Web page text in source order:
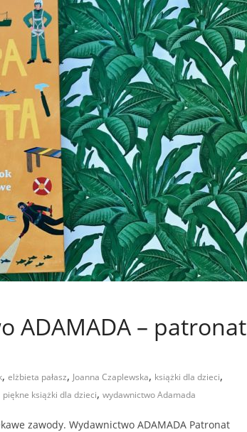
ADAMADA – patronat
, elżbieta pałasz, Joanna Czaplewska, książki dla dzieci,
piękne książki dla dzieci, wydawnictwo Adamada
zawody. Wydawnictwo ADAMADA Patronat